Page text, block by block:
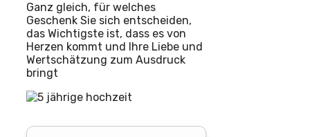
Ganz gleich, für welches
Geschenk Sie sich entscheiden,
das Wichtigste ist, dass es von
Herzen kommt und Ihre Liebe und
Wertschätzung zum Ausdruck
bringt